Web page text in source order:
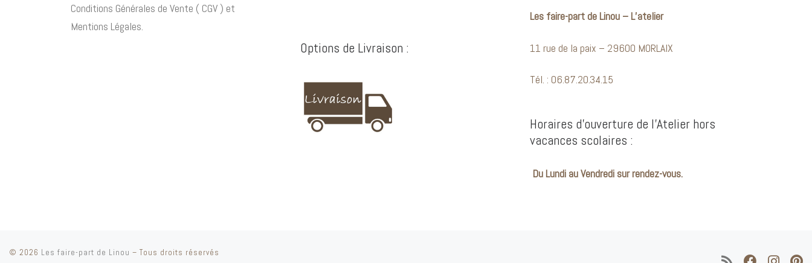
Conditions Générales de Vente ( CGV ) et
Mentions Légales.
Options de Livraison :
Les faire-part de Linou – L’atelier
11 rue de la paix – 29600 MORLAIX
Tél. : 06.87.20.34.15
Horaires d’ouverture de l’Atelier hors
vacances scolaires :
Du Lundi au Vendredi sur rendez-vous.
© 2026 Les faire-part de Linou – Tous droits réservés